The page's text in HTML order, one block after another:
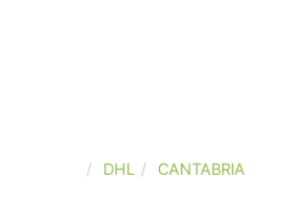
DHL CANTABRIA